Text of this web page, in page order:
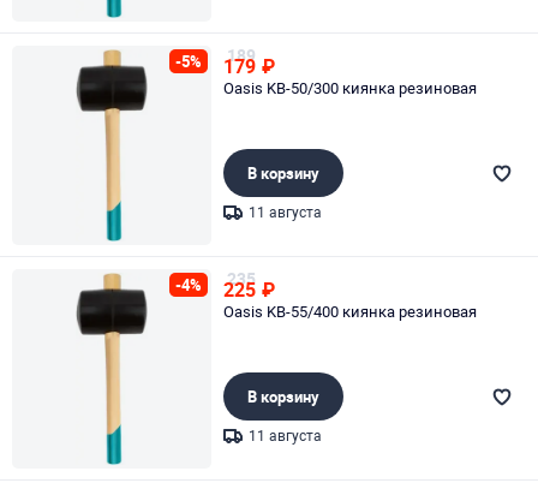
-5% 189
179 ₽
Oasis KB-50/300 киянка резиновая
В корзину
11 августа
-4% 235
225 ₽
Oasis KB-55/400 киянка резиновая
В корзину
11 августа